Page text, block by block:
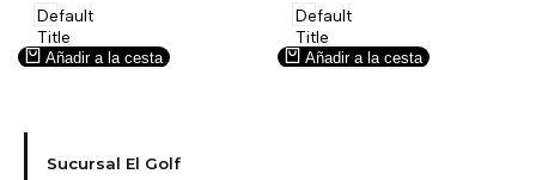
venta
Default
Title
Añadir a la cesta
venta
Default
Title
Añadir a la cesta
Sucursal El Golf